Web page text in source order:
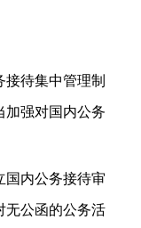
待集中管理制
加强对国内公务
内公务接待审
无公函的公务活